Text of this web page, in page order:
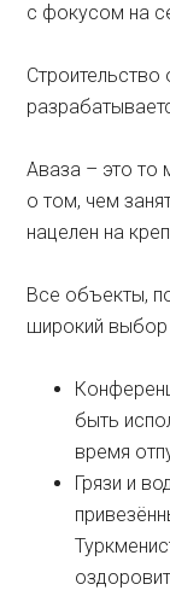
с фокусом на
Аваза – это то
о том, чем
нацелен на
Все объекты,
широкий выбор
быть
время
Грязи и